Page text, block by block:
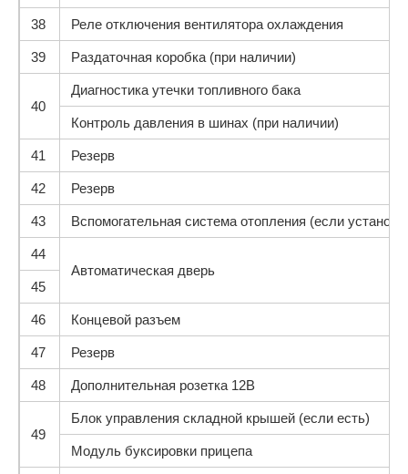
38 Реле отключения вентилятора охлаждения
39 Раздаточная коробка (при наличии)
40
Диагностика утечки топливного бака
Контроль давления в шинах (при наличии)
41 Резерв
42 Резерв
43 Вспомогательная система отопления (если
44
Автоматическая дверь
45
46 Концевой разъем
47 Резерв
48 Дополнительная розетка 12В
49
Блок управления складной крышей (если есть)
Модуль буксировки прицепа